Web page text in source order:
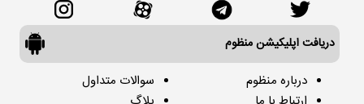
دریافت اپلیکیشن منظوم
درباره منظوم
سوالات متداول